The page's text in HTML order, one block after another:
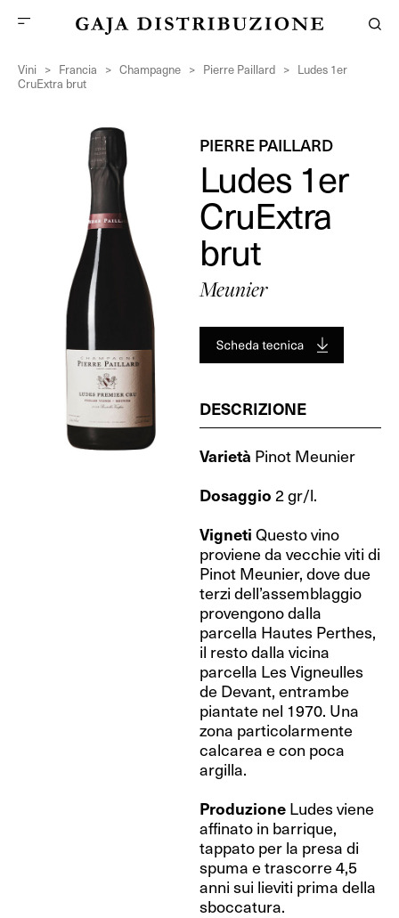
Vini > Francia > Champagne > Pierre Paillard > Ludes 1er
CruExtra brut
PIERRE PAILLARD
Ludes 1er
CruExtra
brut
Meunier
DESCRIZIONE
Varietà Pinot Meunier
Dosaggio 2 gr/l.
Vigneti Questo vino
proviene da vecchie viti di
Pinot Meunier, dove due
terzi dell’assemblaggio
provengono dalla
parcella Hautes Perthes,
il resto dalla vicina
parcella Les Vigneulles
de Devant, entrambe
piantate nel 1970. Una
zona particolarmente
calcarea e con poca
argilla.
Produzione Ludes viene
affinato in barrique,
tappato per la presa di
spuma e trascorre 4,5
anni sui lieviti prima della
sboccatura.